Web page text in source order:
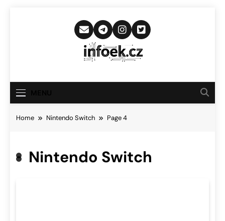
Infoek.cz
Novinkám
Home Nintendo Switch Page 4
Nintendo Switch